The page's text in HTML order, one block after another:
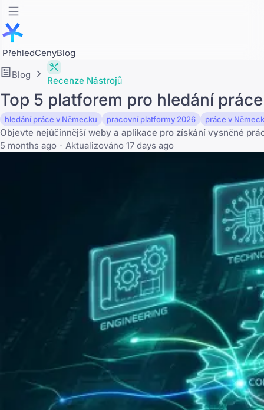
PřehledCenyBlog
Blog
Recenze Nástrojů
Top 5 platforem pro hledání
hledání práce v Německu pracovní platformy 2026 práce v
Objevte nejúčinnější weby a aplikace pro získání vysněné
5 months ago - Aktualizováno 17 days ago